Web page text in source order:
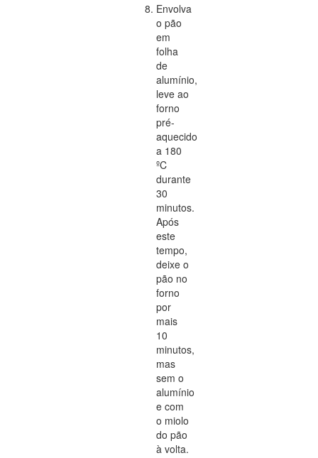
Envolva
o pão
em
folha
de
alumínio,
leve ao
forno
pré-
aquecido
a 180
ºC
durante
30
minutos.
Após
este
tempo,
deixe o
pão no
forno
por
mais
10
minutos,
mas
sem o
alumínio
e com
o miolo
do pão
à volta.